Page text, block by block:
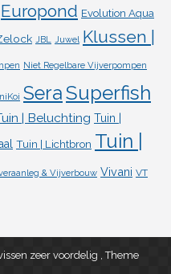
Europond Evolution Aqua
JBL Juwel Klussen |
Niet Regelbare Vijverpompen
SeraSuperfish
| Beluchting Tuin |
Tuin | Lichtbron Tuin |
& Vijverbouw Vivani VT
zeer voordelig ,Theme